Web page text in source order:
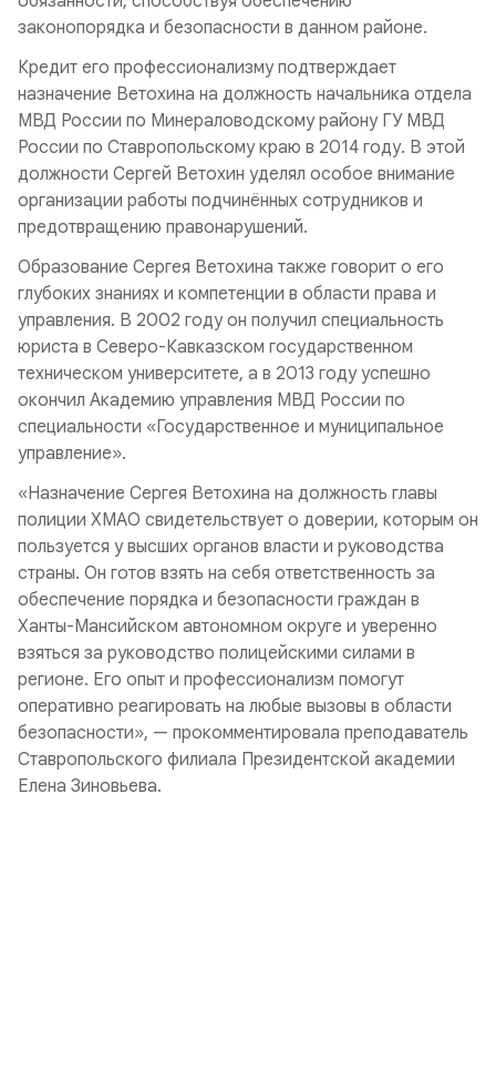
законопорядка и безопасности в данном районе.
Кредит его профессионализму подтверждает
назначение Ветохина на должность начальника отдела
МВД России по Минераловодскому району ГУ МВД
России по Ставропольскому краю в 2014 году. В этой
должности Сергей Ветохин уделял особое внимание
организации работы подчинённых сотрудников и
предотвращению правонарушений.
Образование Сергея Ветохина также говорит о его
глубоких знаниях и компетенции в области права и
управления. В 2002 году он получил специальность
юриста в Северо-Кавказском государственном
техническом университете, а в 2013 году успешно
окончил Академию управления МВД России по
специальности «Государственное и муниципальное
управление».
«Назначение Сергея Ветохина на должность главы
полиции ХМАО свидетельствует о доверии, которым он
пользуется у высших органов власти и руководства
страны. Он готов взять на себя ответственность за
обеспечение порядка и безопасности граждан в
Ханты-Мансийском автономном округе и уверенно
взяться за руководство полицейскими силами в
регионе. Его опыт и профессионализм помогут
оперативно реагировать на любые вызовы в области
безопасности», — прокомментировала преподаватель
Ставропольского филиала Президентской академии
Елена Зиновьева.